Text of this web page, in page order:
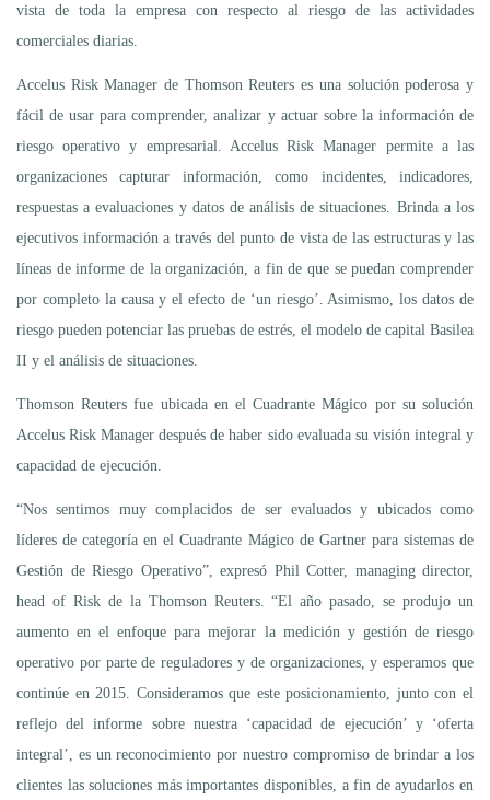
vista de toda la empresa con respecto al riesgo de las actividades
comerciales diarias.
Accelus Risk Manager de Thomson Reuters es una solución poderosa y
fácil de usar para comprender, analizar y actuar sobre la información de
riesgo operativo y empresarial. Accelus Risk Manager permite a las
organizaciones capturar información, como incidentes, indicadores,
respuestas a evaluaciones y datos de análisis de situaciones. Brinda a los
ejecutivos información a través del punto de vista de las estructuras y las
líneas de informe de la organización, a fin de que se puedan comprender
por completo la causa y el efecto de ‘un riesgo’. Asimismo, los datos de
riesgo pueden potenciar las pruebas de estrés, el modelo de capital Basilea
II y el análisis de situaciones.
Thomson Reuters fue ubicada en el Cuadrante Mágico por su solución
Accelus Risk Manager después de haber sido evaluada su visión integral y
capacidad de ejecución.
“Nos sentimos muy complacidos de ser evaluados y ubicados como
líderes de categoría en el Cuadrante Mágico de Gartner para sistemas de
Gestión de Riesgo Operativo”, expresó Phil Cotter, managing director,
head of Risk de la Thomson Reuters. “El año pasado, se produjo un
aumento en el enfoque para mejorar la medición y gestión de riesgo
operativo por parte de reguladores y de organizaciones, y esperamos que
continúe en 2015. Consideramos que este posicionamiento, junto con el
reflejo del informe sobre nuestra ‘capacidad de ejecución’ y ‘oferta
integral’, es un reconocimiento por nuestro compromiso de brindar a los
clientes las soluciones más importantes disponibles, a fin de ayudarlos en